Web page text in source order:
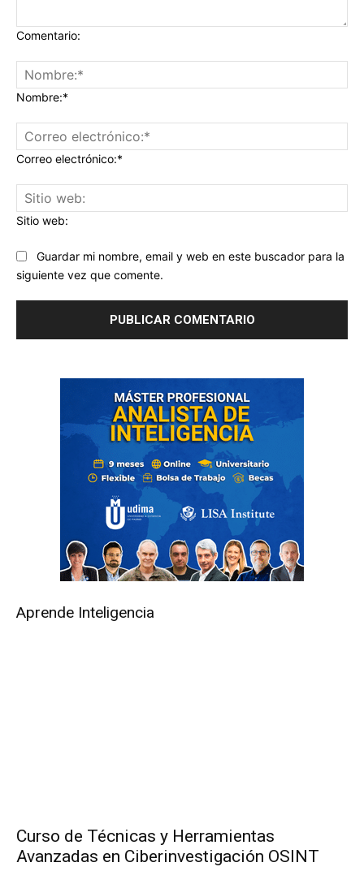
Comentario:
Nombre:*
Correo electrónico:*
Sitio web:
Guardar mi nombre, email y web en este buscador para la
siguiente vez que comente.
Aprende Inteligencia
Curso de Técnicas y Herramientas
Avanzadas en Ciberinvestigación OSINT